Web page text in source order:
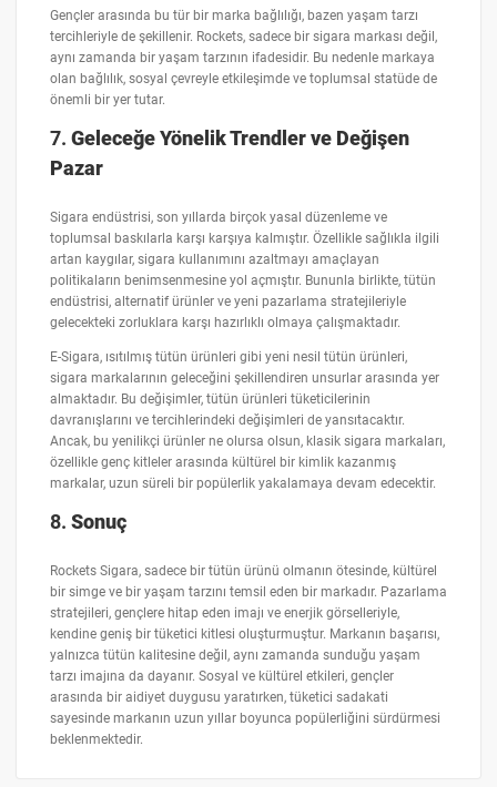
Gençler arasında bu tür bir marka bağlılığı, bazen yaşam tarzı
tercihleriyle de şekillenir. Rockets, sadece bir sigara markası değil,
aynı zamanda bir yaşam tarzının ifadesidir. Bu nedenle markaya
olan bağlılık, sosyal çevreyle etkileşimde ve toplumsal statüde de
önemli bir yer tutar.
7. Geleceğe Yönelik Trendler ve Değişen
Pazar
Sigara endüstrisi, son yıllarda birçok yasal düzenleme ve
toplumsal baskılarla karşı karşıya kalmıştır. Özellikle sağlıkla ilgili
artan kaygılar, sigara kullanımını azaltmayı amaçlayan
politikaların benimsenmesine yol açmıştır. Bununla birlikte, tütün
endüstrisi, alternatif ürünler ve yeni pazarlama stratejileriyle
gelecekteki zorluklara karşı hazırlıklı olmaya çalışmaktadır.
E-Sigara, ısıtılmış tütün ürünleri gibi yeni nesil tütün ürünleri,
sigara markalarının geleceğini şekillendiren unsurlar arasında yer
almaktadır. Bu değişimler, tütün ürünleri tüketicilerinin
davranışlarını ve tercihlerindeki değişimleri de yansıtacaktır.
Ancak, bu yenilikçi ürünler ne olursa olsun, klasik sigara markaları,
özellikle genç kitleler arasında kültürel bir kimlik kazanmış
markalar, uzun süreli bir popülerlik yakalamaya devam edecektir.
8. Sonuç
Rockets Sigara, sadece bir tütün ürünü olmanın ötesinde, kültürel
bir simge ve bir yaşam tarzını temsil eden bir markadır. Pazarlama
stratejileri, gençlere hitap eden imajı ve enerjik görselleriyle,
kendine geniş bir tüketici kitlesi oluşturmuştur. Markanın başarısı,
yalnızca tütün kalitesine değil, aynı zamanda sunduğu yaşam
tarzı imajına da dayanır. Sosyal ve kültürel etkileri, gençler
arasında bir aidiyet duygusu yaratırken, tüketici sadakati
sayesinde markanın uzun yıllar boyunca popülerliğini sürdürmesi
beklenmektedir.